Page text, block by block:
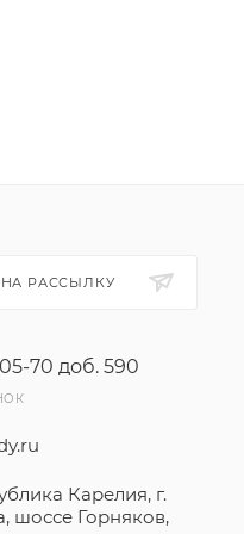
РАССЫЛКУ
70 доб. 590
Карелия, г.
шоссе Горняков,